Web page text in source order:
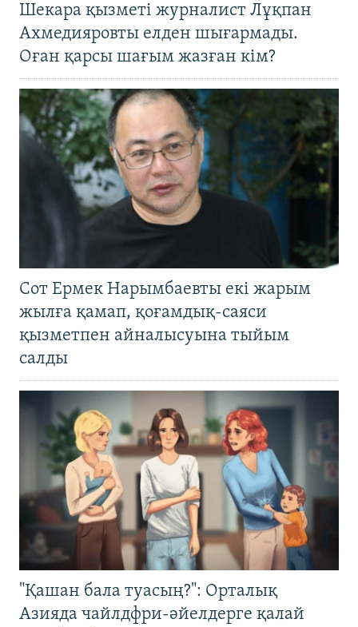
Шекара қызметі журналист Лұқпан
Ахмедияровты елден шығармады.
Оған қарсы шағым жазған кім?
Сот Ермек Нарымбаевты екі жарым
жылға қамап, қоғамдық-саяси
қызметпен айналысуына тыйым
салды
"Қашан бала туасың?": Орталық
Азияда чайлдфри-әйелдерге қалай